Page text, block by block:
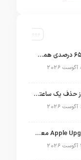
اپل با سهم ۶۵ درصدی همچنان فرمانروای بازار گوشی‌های پریمیوم جهان است
تلگرام پس از حذف یک ساعته به اپ استور بازگشت
برنامه Apple Upgrade معرفی شد؛ شرایط اپل برای اجاره آیفون، آیپد، مک و اپل واچ